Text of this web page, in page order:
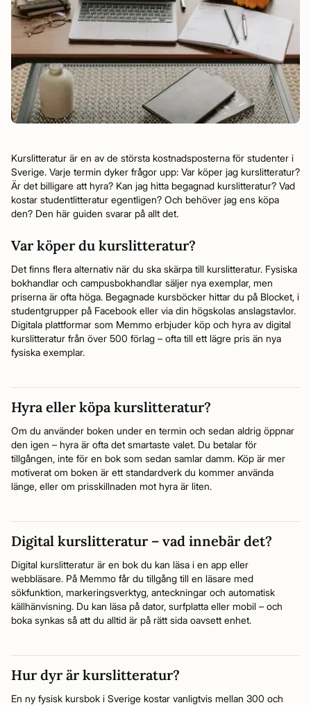
Kurslitteratur är en av de största kostnadsposterna för studenter i
Sverige. Varje termin dyker frågor upp: Var köper jag kurslitteratur?
Är det billigare att hyra? Kan jag hitta begagnad kurslitteratur? Vad
kostar studentlitteratur egentligen? Och behöver jag ens köpa
den? Den här guiden svarar på allt det.
Var köper du kurslitteratur?
Det finns flera alternativ när du ska skärpa till kurslitteratur. Fysiska
bokhandlar och campusbokhandlar säljer nya exemplar, men
priserna är ofta höga. Begagnade kursböcker hittar du på Blocket, i
studentgrupper på Facebook eller via din högskolas anslagstavlor.
Digitala plattformar som Memmo erbjuder köp och hyra av digital
kurslitteratur från över 500 förlag – ofta till ett lägre pris än nya
fysiska exemplar.
Hyra eller köpa kurslitteratur?
Om du använder boken under en termin och sedan aldrig öppnar
den igen – hyra är ofta det smartaste valet. Du betalar för
tillgången, inte för en bok som sedan samlar damm. Köp är mer
motiverat om boken är ett standardverk du kommer använda
länge, eller om prisskillnaden mot hyra är liten.
Digital kurslitteratur – vad innebär det?
Digital kurslitteratur är en bok du kan läsa i en app eller
webbläsare. På Memmo får du tillgång till en läsare med
sökfunktion, markeringsverktyg, anteckningar och automatisk
källhänvisning. Du kan läsa på dator, surfplatta eller mobil – och
boka synkas så att du alltid är på rätt sida oavsett enhet.
Hur dyr är kurslitteratur?
En ny fysisk kursbok i Sverige kostar vanligtvis mellan 300 och